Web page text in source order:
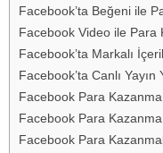
Facebook’ta Beğeni ile
Facebook Video ile Para
Facebook’ta Markalı
Facebook’ta Canlı
Facebook Para Kazanma
Facebook Para
Facebook Para